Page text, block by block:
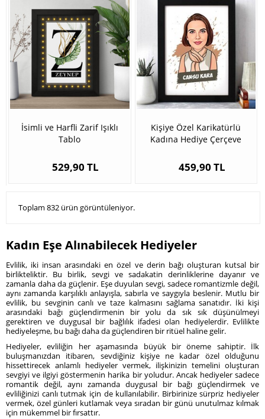
İsimli ve Harfli Zarif Işıklı
Tablo
529,90 TL
Kişiye Özel Karikatürlü
Kadına Hediye Çerçeve
459,90 TL
Toplam 832 ürün görüntüleniyor.
Kadın Eşe Alınabilecek Hediyeler
Evlilik, iki insan arasındaki en özel ve derin bağı oluşturan kutsal bir
birlikteliktir. Bu birlik, sevgi ve sadakatin derinliklerine dayanır ve
zamanla daha da güçlenir. Eşe duyulan sevgi, sadece romantizmle değil,
aynı zamanda karşılıklı anlayışla, sabırla ve saygıyla beslenir. Mutlu bir
evlilik, bu sevginin canlı ve taze kalmasını sağlama sanatıdır. İki kişi
arasındaki bağı güçlendirmenin bir yolu da sık sık düşünülmeyi
gerektiren ve duygusal bir bağlılık ifadesi olan hediyelerdir. Evlilikte
hediyeleşme, bu bağı daha da güçlendiren bir ritüel haline gelir.
Hediyeler, evliliğin her aşamasında büyük bir öneme sahiptir. İlk
buluşmanızdan itibaren, sevdiğiniz kişiye ne kadar özel olduğunu
hissettirecek anlamlı hediyeler vermek, ilişkinizin temelini oluşturan
sevgiyi ve ilgiyi göstermenin harika bir yoludur. Ancak hediyeler sadece
romantik değil, aynı zamanda duygusal bir bağı güçlendirmek ve
evliliğinizi canlı tutmak için de kullanılabilir. Birbirinize sürpriz hediyeler
vermek, özel günleri kutlamak veya sıradan bir günü unutulmaz kılmak
için mükemmel bir fırsattır.